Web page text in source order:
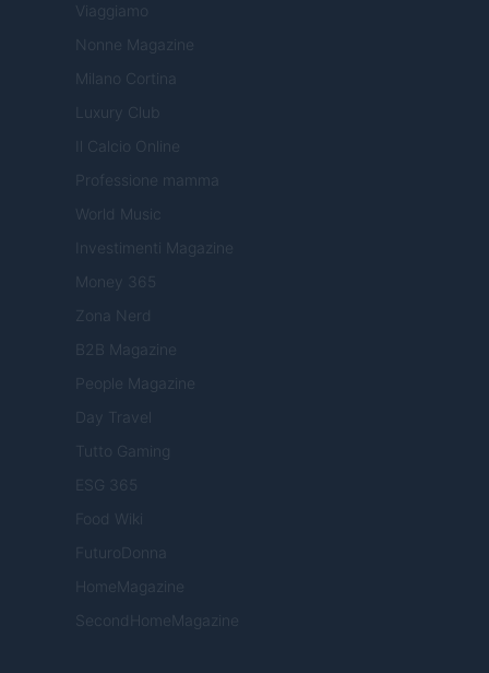
Viaggiamo
Nonne Magazine
Milano Cortina
Luxury Club
Il Calcio Online
Professione mamma
World Music
Investimenti Magazine
Money 365
Zona Nerd
B2B Magazine
People Magazine
Day Travel
Tutto Gaming
ESG 365
Food Wiki
FuturoDonna
HomeMagazine
SecondHomeMagazine